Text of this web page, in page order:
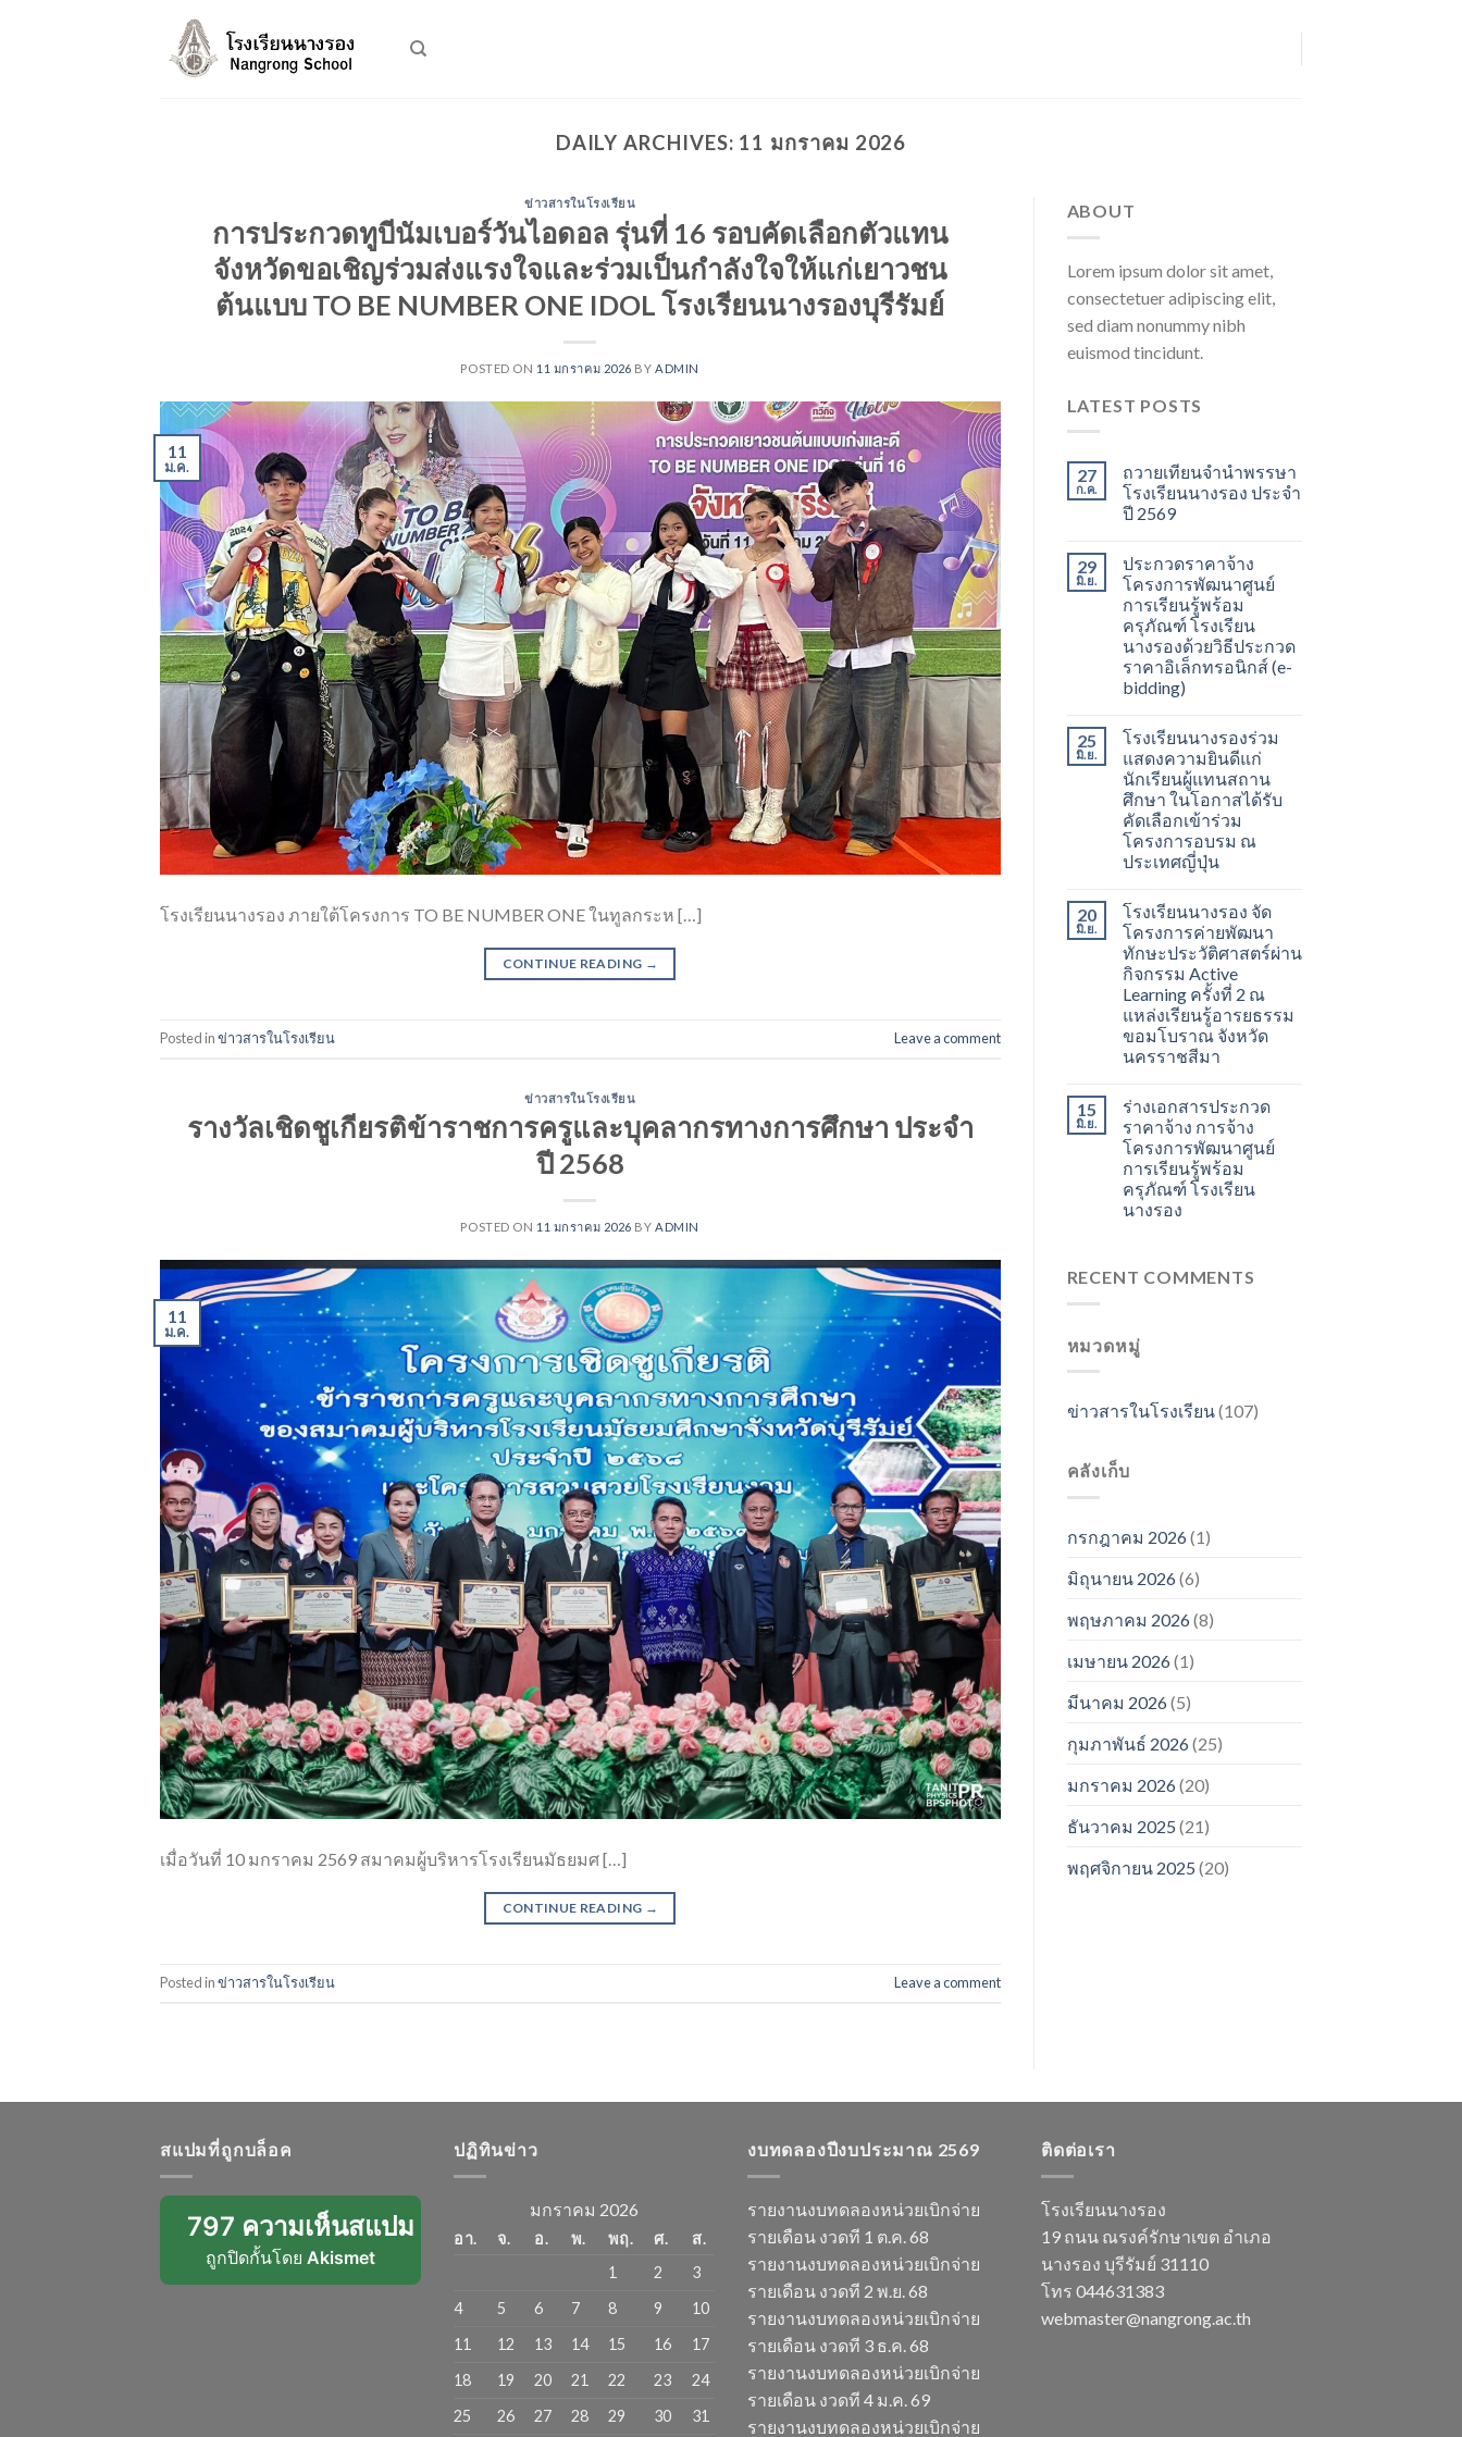
DAILY ARCHIVES: 11 มกราคม 2026
ข่าวสารในโรงเรียน
การประกวดทูบีนัมเบอร์วันไอดอล รุ่นที่ 16 รอบคัดเลือกตัวแทน
จังหวัดขอเชิญร่วมส่งแรงใจและร่วมเป็นกำลังใจให้แก่เยาวชน
ต้นแบบ TO BE NUMBER ONE IDOL โรงเรียนนางรองบุรีรัมย์
POSTED ON 11 มกราคม 2026 BYADMIN
11
ม.ค.
โรงเรียนนางรอง ภายใต้โครงการ TO BE NUMBER ONE ในทูลกระห […]
CONTINUE READING →
Posted inข่าวสารในโรงเรียน Leave a comment
ข่าวสารในโรงเรียน
รางวัลเชิดชูเกียรติข้าราชการครูและบุคลากรทางการศึกษา ประจำ
ปี 2568
POSTED ON 11 มกราคม 2026 BYADMIN
11
ม.ค.
เมื่อวันที่ 10 มกราคม 2569 สมาคมผู้บริหารโรงเรียนมัธยมศ […]
CONTINUE READING →
Posted inข่าวสารในโรงเรียน Leave a comment
ABOUT
Lorem ipsum dolor sit amet,
consectetuer adipiscing elit,
sed diam nonummy nibh
euismod tincidunt.
LATEST POSTS
27
ก.ค.
ถวายเทียนจำนำพรรษา
โรงเรียนนางรอง ประจำ
ปี 2569
29
มิ.ย.
ประกวดราคาจ้าง
โครงการพัฒนาศูนย์
การเรียนรู้พร้อม
ครุภัณฑ์ โรงเรียน
นางรองด้วยวิธีประกวด
ราคาอิเล็กทรอนิกส์ (e-
bidding)
25
มิ.ย.
โรงเรียนนางรองร่วม
แสดงความยินดีแก่
นักเรียนผู้แทนสถาน
ศึกษา ในโอกาสได้รับ
คัดเลือกเข้าร่วม
โครงการอบรม ณ
ประเทศญี่ปุ่น
20
มิ.ย.
โรงเรียนนางรอง จัด
โครงการค่ายพัฒนา
ทักษะประวัติศาสตร์ผ่าน
กิจกรรม Active
Learning ครั้งที่ 2 ณ
แหล่งเรียนรู้อารยธรรม
ขอมโบราณ จังหวัด
นครราชสีมา
15
มิ.ย.
ร่างเอกสารประกวด
ราคาจ้าง การจ้าง
โครงการพัฒนาศูนย์
การเรียนรู้พร้อม
ครุภัณฑ์ โรงเรียน
นางรอง
RECENT COMMENTS
หมวดหมู่
ข่าวสารในโรงเรียน(107)
คลังเก็บ
กรกฎาคม 2026(1)
มิถุนายน 2026(6)
พฤษภาคม 2026(8)
เมษายน 2026(1)
มีนาคม 2026(5)
กุมภาพันธ์ 2026(25)
มกราคม 2026(20)
ธันวาคม 2025 (21)
พฤศจิกายน 2025 (20)
สแปมที่ถูกบล็อค
797 ความเห็นสแปม
ถูกปิดกั้นโดย Akismet
ปฏิทินข่าว
มกราคม 2026
อา. จ. อ. พ. พฤ. ศ.
ส.
1
2
3
4
5 6 7 8 9
10
11
12 13 14 15 16
17
18
19 20 21 22 23
24
25
26 27 28 29 30 31
งบทดลองปีงบประมาณ 2569
รายงานงบทดลองหน่วยเบิกจ่าย
รายเดือน งวดที 1 ต.ค. 68
รายงานงบทดลองหน่วยเบิกจ่าย
รายเดือน งวดที 2 พ.ย. 68
รายงานงบทดลองหน่วยเบิกจ่าย
รายเดือน งวดที 3 ธ.ค. 68
รายงานงบทดลองหน่วยเบิกจ่าย
รายเดือน งวดที 4 ม.ค. 69
รายงานงบทดลองหน่วยเบิกจ่าย
ติดต่อเรา
โรงเรียนนางรอง
19 ถนน ณรงค์รักษาเขต อำเภอ
นางรอง บุรีรัมย์ 31110
โทร 044631383
webmaster@nangrong.ac.th